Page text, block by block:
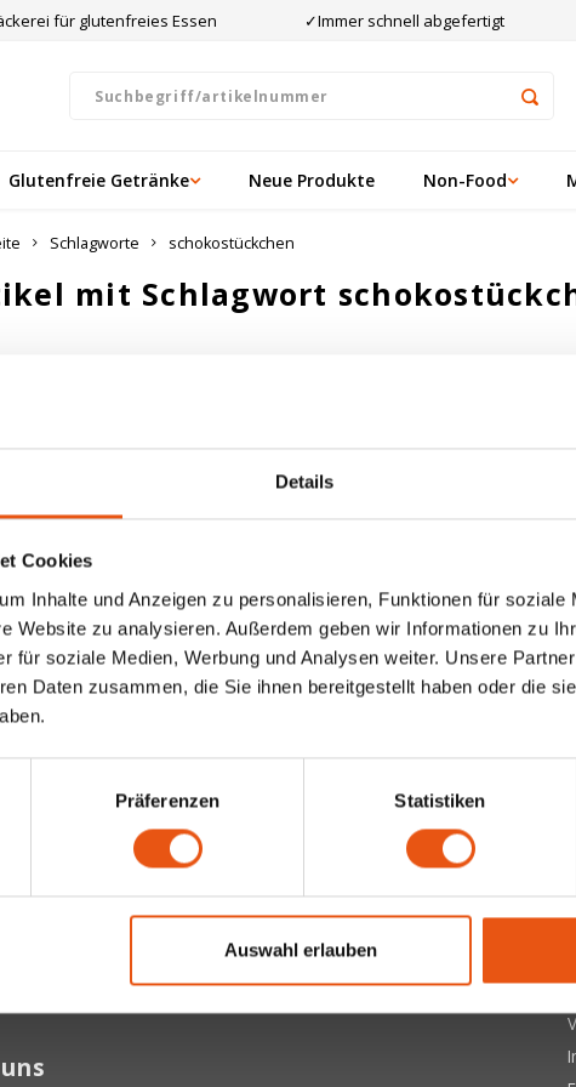
Details
Cookies
Inhalte und Anzeigen zu personalisieren, Funktionen für soziale
Website zu analysieren. Außerdem geben wir Informationen zu
für soziale Medien, Werbung und Analysen weiter. Unsere
Daten zusammen, die Sie ihnen bereitgestellt haben oder die
Präferenzen Statistiken
Auswahl erlauben
für glutenfreies Essen ✓Immer schnell abgefertigt
Glutenfreie Getränke Neue Produkte Non-Food
Schlagworte schokostückchen
mit Schlagwort
Sie letzten Updates, Neuigkeiten und Promotionen per E-Mail
Abonnieren